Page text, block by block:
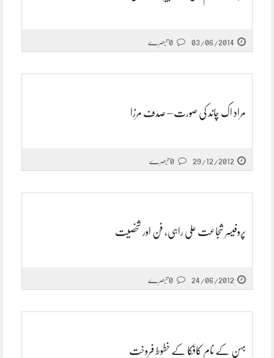
03/06/2014
مراد اک چاند کی صورت – صدف مرزا
29/12/2012
پروفیسر شجاعت علی راہی، فن اور شخصیت
24/06/2012
بہن کے نام کافکا کے خطوط فروخت